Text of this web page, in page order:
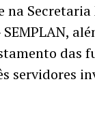
na
das
servidores